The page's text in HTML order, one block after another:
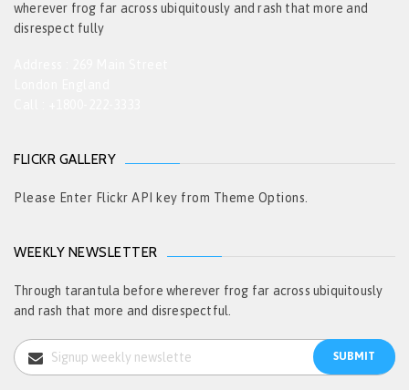
wherever frog far across ubiquitously and rash that more and
disrespect fully
FLICKR GALLERY
Please Enter Flickr API key from Theme Options.
WEEKLY NEWSLETTER
Through tarantula before wherever frog far across ubiquitously
and rash that more and disrespectful.